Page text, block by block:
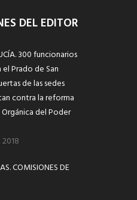
DEL EDITOR
300 funcionarios
Prado de San
de las sedes
contra la reforma
Orgánica del Poder
COMISIONES DE